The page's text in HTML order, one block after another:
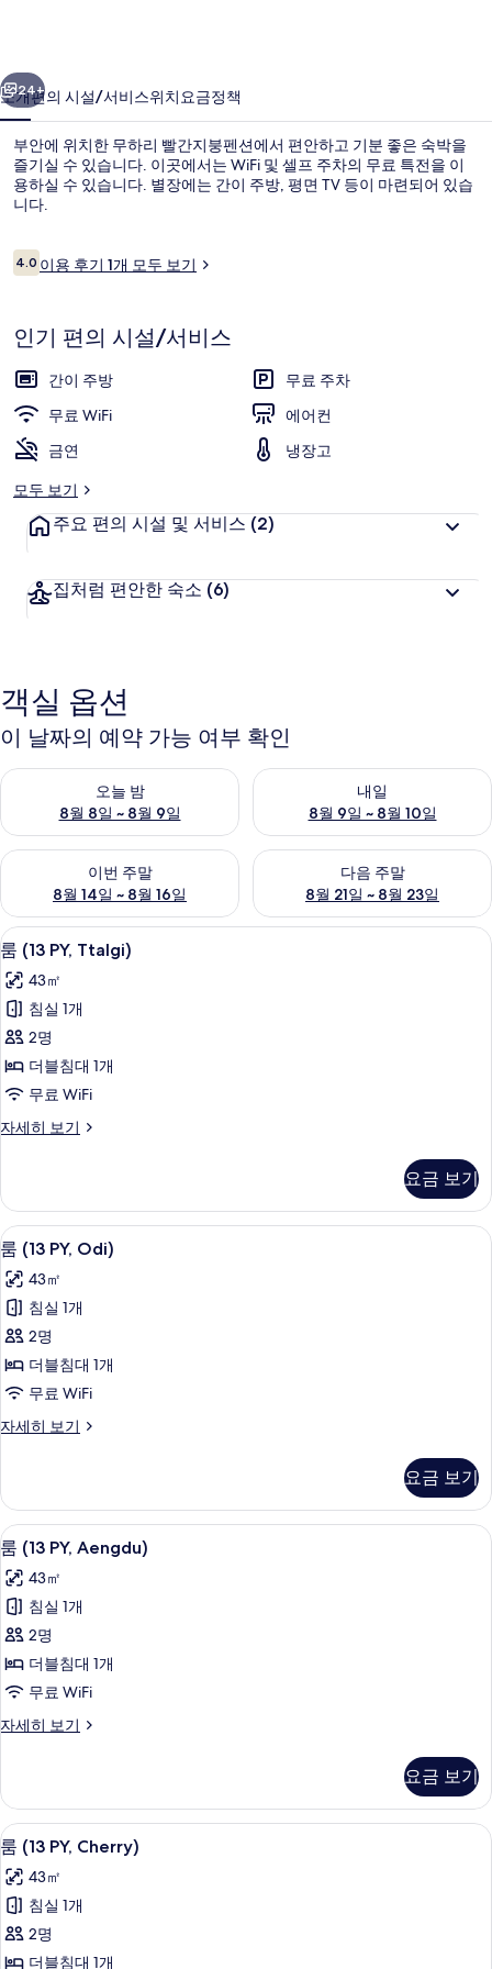
펜
션
의
사
갤
리
다음
24+
소개편의 시설/서비스위치요금정책
부안에 위치한 무하리 빨간지붕펜션에서 편안하고 기분 좋은 숙박을
즐기실 수 있습니다. 이곳에서는 WiFi 및 셀프 주차의 무료 특전을 이
용하실 수 있습니다. 별장에는 간이 주방, 평면 TV 등이 마련되어 있습
니다.
이
용
기
4.010점 만점 중 4.0점.
이용 후기 1개 모두 보기
인기 편의 시설/서비스
간이 주방
무료 주차
무료 WiFi
에어컨
금연
냉장고
모두 보기
주요 편의 시설 및 서비스 (2)
집처럼 편안한 숙소 (6)
객실 옵션
이 날짜의 예약 가능 여부 확인
오늘 밤
8월 8일 ~ 8월 9일
오늘 밤 예약 가능 여부 확인, 8월 8일 ~ 8월 9일
내일
8월 9일 ~ 8월 10일
내일 예약 가능 여부 확인, 8월
이번 주말
8월 14일 ~ 8월 16일
이번 주말 예약 가능 여부 확인, 8월 14일 ~ 8월 16일
다음 주말
8월 21일 ~ 8월 23일
다음 주말 예약 가능 여부 확인
룸
(13
PY,
Ttalgi)
사
진
모
두
6
룸 (13 PY, Ttalgi)
43㎡
침실 1개
2명
더블침대 1개
무료 WiFi
자세히 보기
룸
자
세
히
보
기
요금 보기
룸
(13
PY,
Odi)
사
진
모
두
5
룸 (13 PY, Odi)
43㎡
침실 1개
2명
더블침대 1개
무료 WiFi
자세히 보기
룸
자
세
히
보
기
요금 보기
룸
(13
PY,
Aengdu)
사
진
모
두
5
룸 (13 PY, Aengdu)
43㎡
침실 1개
2명
더블침대 1개
무료 WiFi
자세히 보기
룸
자
세
히
보
기
요금 보기
룸
(13
PY,
Cherry)
사
5
룸 (13 PY, Cherry)
43㎡
침실 1개
2명
더블침대 1개